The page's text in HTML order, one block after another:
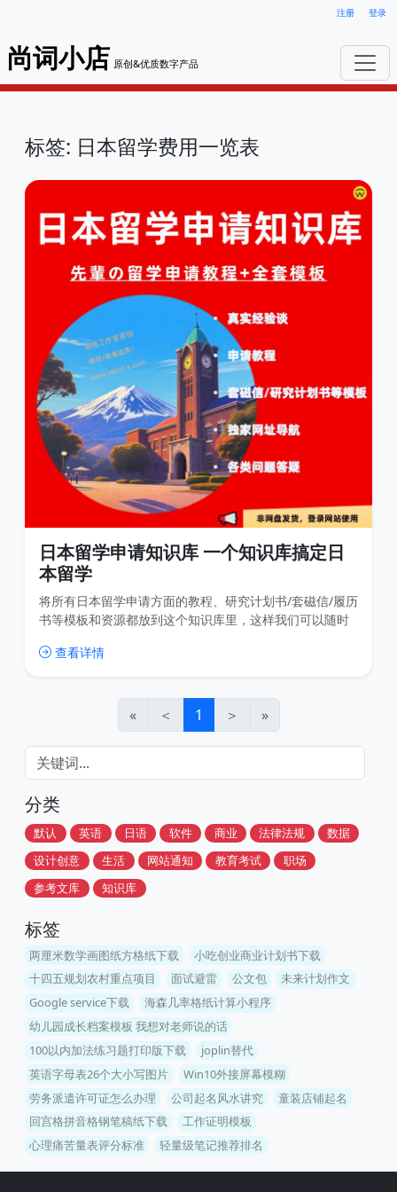
注册 登录
尚词小店 原创&优质数字产品
标签: 日本留学费用一览表
日本留学申请知识库 一个知识库搞定日
本留学
将所有日本留学申请方面的教程、研究计划书/套磁信/履历
书等模板和资源都放到这个知识库里，这样我们可以随时
高效很多，也免去了很多不必要的下载。
查看详情
« ＜ 1 ＞ »
分类
默认 英语 日语 软件 商业 法律法规
数据
设计创意
生活 网站通知 教育考试
职场
参考文库
知识库
标签
两厘米数学画图纸方格纸下载
小吃创业商业计划书下载
十四五规划农村重点项目
面试避雷 公文包
未来计划作文
Google service下载
海森几率格纸计算小程序
幼儿园成长档案模板 我想对老师说的话
100以内加法练习题打印版下载
joplin替代
英语字母表26个大小写图片
Win10外接屏幕模糊
劳务派遣许可证怎么办理
公司起名风水讲究
童装店铺起名
回宫格拼音格钢笔稿纸下载
工作证明模板
心理痛苦量表评分标准
轻量级笔记推荐排名